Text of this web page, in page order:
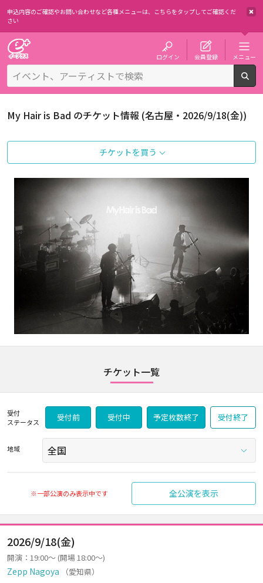
申込内容のご確認やお問い合わせなど各種メニューは、 こちらをタップしてご確認くだ
さい
ログイン 会員登録 メニュー
My Hair is Bad のチケット情報 (名古屋・2026/9/18(金))
チケットを買う
チケット一覧
受付
ステータス
受付前 受付中 予定枚数終了 受付終了
地域
※一部公演のみ表示中です 全公演を表示
2026/9/18(金)
開演：19:00～ (開場 18:00～)
Zepp Nagoya （愛知県）